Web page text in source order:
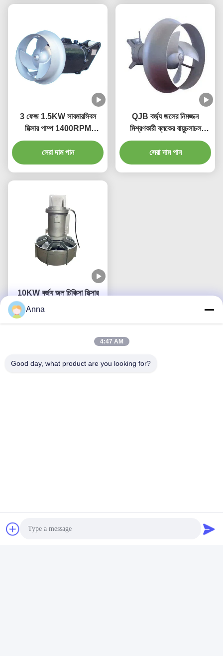
3 ফেজ 1.5KW সাবমারসিবল
মিক্সার পাম্প 1400RPM
260mm 250N ওয়াটার ট্রিটমেন্ট
মিক্সার
সেরা দাম পান
QJB বর্জ্য জলের নিমজ্জন
মিশ্রণকারী ব্লকের বায়ুচলাচল
ট্যাঙ্কের জন্য উচ্চ চাপ
সেরা দাম পান
10KW বর্জ্য জল চিকিত্সা মিক্সার
স্টেইনলেস নিমজ্জিত মিক্সার QJB
আমাদের ঠিকানা
Anna
4:47 AM
Good day, what product are you looking for?